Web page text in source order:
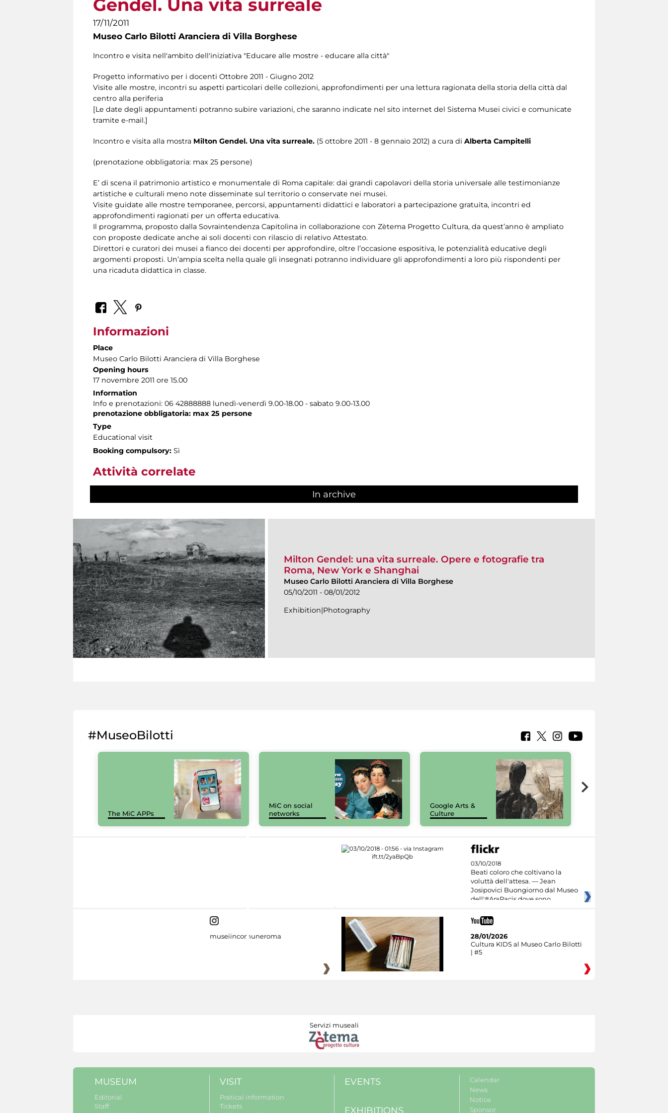
Gendel. Una vita surreale
17/11/2011
Museo Carlo Bilotti Aranciera di Villa Borghese
Incontro e visita nell'ambito dell'iniziativa "Educare alle mostre - educare alla città"
Progetto informativo per i docenti Ottobre 2011 - Giugno 2012
Visite alle mostre, incontri su aspetti particolari delle collezioni, approfondimenti per una lettura ragionata della storia della città dal
centro alla periferia
[Le date degli appuntamenti potranno subire variazioni, che saranno indicate nel sito internet del Sistema Musei civici e comunicate
tramite e-mail.]
Incontro e visita alla mostra Milton Gendel. Una vita surreale. (5 ottobre 2011 - 8 gennaio 2012) a cura di Alberta Campitelli
(prenotazione obbligatoria: max 25 persone)
E’ di scena il patrimonio artistico e monumentale di Roma capitale: dai grandi capolavori della storia universale alle testimonianze
artistiche e culturali meno note disseminate sul territorio o conservate nei musei.
Visite guidate alle mostre temporanee, percorsi, appuntamenti didattici e laboratori a partecipazione gratuita, incontri ed
approfondimenti ragionati per un offerta educativa.
Il programma, proposto dalla Sovraintendenza Capitolina in collaborazione con Zètema Progetto Cultura, da quest’anno è ampliato
con proposte dedicate anche ai soli docenti con rilascio di relativo Attestato.
Direttori e curatori dei musei a fianco dei docenti per approfondire, oltre l’occasione espositiva, le potenzialità educative degli
argomenti proposti. Un’ampia scelta nella quale gli insegnati potranno individuare gli approfondimenti a loro più rispondenti per
una ricaduta didattica in classe.
Informazioni
Place
Museo Carlo Bilotti Aranciera di Villa Borghese
Opening hours
17 novembre 2011 ore 15.00
Information
Info e prenotazioni: 06 42888888 lunedì-venerdì 9.00-18.00 - sabato 9.00-13.00
prenotazione obbligatoria: max 25 persone
Type
Educational visit
Booking compulsory: Sì
Attività correlate
In archive
Milton Gendel: una vita surreale. Opere e fotografie tra
Roma, New York e Shanghai
Museo Carlo Bilotti Aranciera di Villa Borghese
05/10/2011 - 08/01/2012
Exhibition|Photography
#MuseoBilotti
The MiC APPs
MiC on social
networks
Google Arts &
Culture
03/10/2018
Beati coloro che coltivano la
voluttà dell'attesa. — Jean
Josipovici Buongiorno dal Museo
dell'#AraPacis dove sono
museiincomuneroma
28/01/2026
Cultura KIDS al Museo Carlo Bilotti
| #5
Servizi museali
MUSEUM
Editorial
Staff
VISIT
Pratical information
Tickets
EVENTS
EXHIBITIONS
Calendar
News
Notice
Sponsor